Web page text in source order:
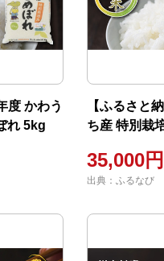
度 かわう
れ 5kg
【ふるさと
ち産 特別栽
35,000円
出典：ふるなび